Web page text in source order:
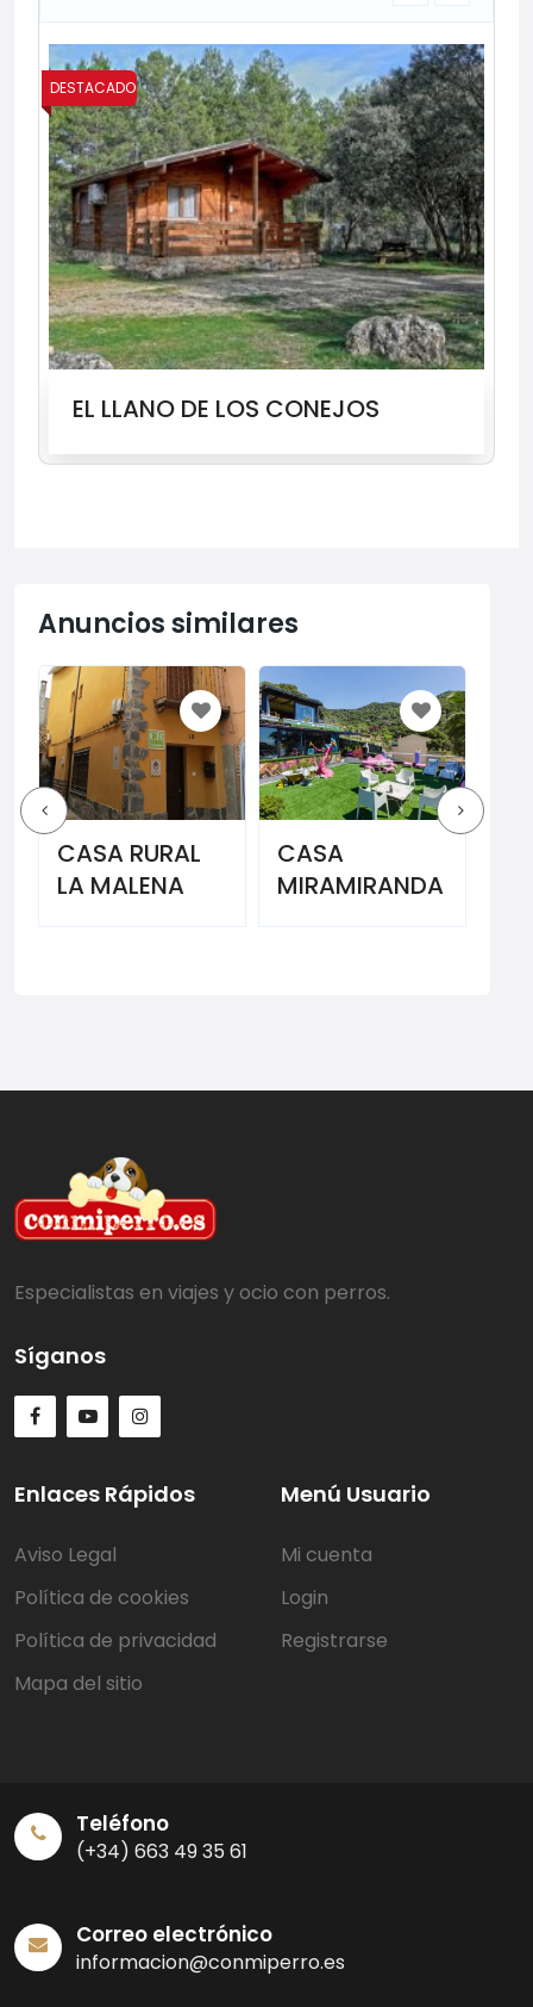
DESTACADO
EL LLANO DE LOS CONEJOS
Anuncios similares
CASA RURAL
LA MALENA
CASA
MIRAMIRANDA
Especialistas en viajes y ocio con perros.
Síganos
Enlaces Rápidos
Aviso Legal
Política de cookies
Política de privacidad
Mapa del sitio
Menú Usuario
Mi cuenta
Login
Registrarse
Teléfono
(+34) 663 49 35 61
Correo electrónico
informacion@conmiperro.es